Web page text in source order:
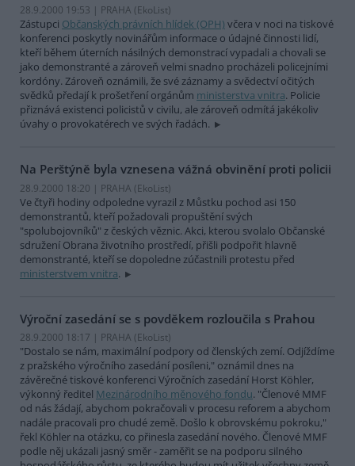
28.9.2000 19:53 | PRAHA (EkoList)
Zástupci Občanských právních hlídek (OPH) včera v noci na tiskové
konferenci poskytly novinářům informace o údajné činnosti lidí,
kteří během úterních násilných demonstrací vypadali a chovali se
jako demonstranté a zároveň velmi snadno procházeli policejními
kordóny. Zároveň oznámili, že své záznamy a svědectví očitých
svědků předají k prošetření orgánům ministerstva vnitra. Policie
přiznává existenci policistů v civilu, ale zároveň odmítá jakékoliv
úvahy o provokatérech ve svých řadách.
Na Perštýně byla vznesena vážná obvinění proti policii
28.9.2000 18:20 | PRAHA (EkoList)
Ve čtyři hodiny odpoledne vyrazil z Můstku pochod asi 150
demonstrantů, kteří požadovali propuštění svých
"spolubojovníků" z českých věznic. Akci, kterou svolalo Občanské
sdružení Obrana životního prostředí, přišli podpořit hlavně
demonstranté, kteří se dopoledne zúčastnili protestu před
ministerstvem vnitra.
Výroční zasedání se s povděkem rozloučila s Prahou
28.9.2000 18:17 | PRAHA (EkoList)
"Dostalo se nám, maximální podpory od členských zemí. Odjíždíme
z pražského výročního zasedání posíleni," oznámil dnes na
závěrečné tiskové konferenci Výročních zasedání Horst Köhler,
výkonný ředitel Mezinárodního měnového fondu. "Členové MMF
od nás žádají, abychom pokračovali v procesu reforem a abychom
nadále pracovali pro chudé země. Došlo k obrovskému pokroku,"
řekl Köhler na otázku, co přinesla zasedání nového. Členové MMF
podle něj ukázali jasný směr - zaměřit se na podporu silného